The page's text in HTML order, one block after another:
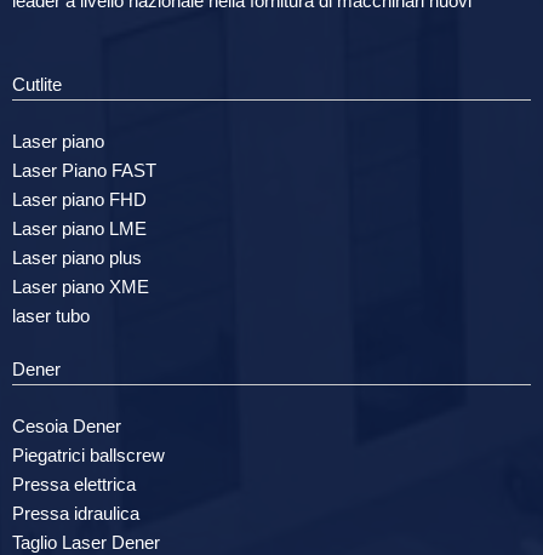
Cutlite
Laser piano
Laser Piano FAST
Laser piano FHD
Laser piano LME
Laser piano plus
Laser piano XME
laser tubo
Dener
Cesoia Dener
Piegatrici ballscrew
Pressa elettrica
Pressa idraulica
Taglio Laser Dener